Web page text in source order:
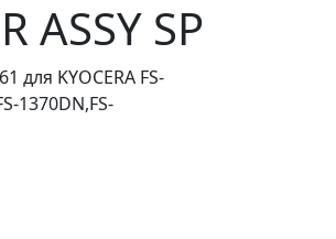
ASSY SP
для KYOCERA FS-
1370DN,FS-